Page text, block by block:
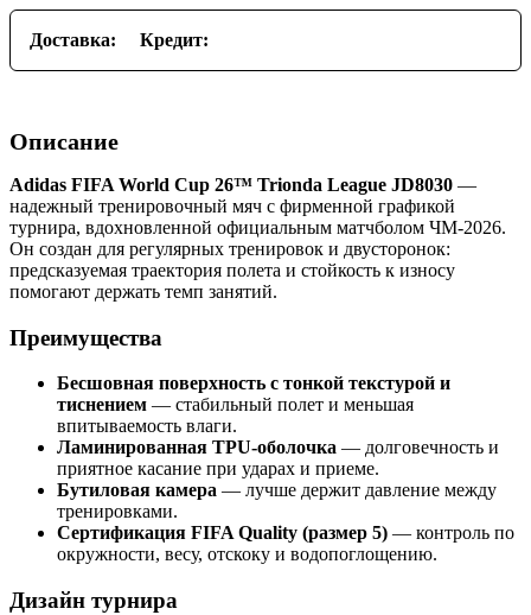
Доставка: Кредит:
Описание
Adidas FIFA World Cup 26™ Trionda League JD8030 —
надежный тренировочный мяч с фирменной графикой
турнира, вдохновленной официальным матчболом ЧМ-2026.
Он создан для регулярных тренировок и двусторонок:
предсказуемая траектория полета и стойкость к износу
помогают держать темп занятий.
Преимущества
Бесшовная поверхность с тонкой текстурой и
тиснением — стабильный полет и меньшая
впитываемость влаги.
Ламинированная TPU-оболочка — долговечность и
приятное касание при ударах и приеме.
Бутиловая камера — лучше держит давление между
тренировками.
Сертификация FIFA Quality (размер 5) — контроль по
окружности, весу, отскоку и водопоглощению.
Дизайн турнира